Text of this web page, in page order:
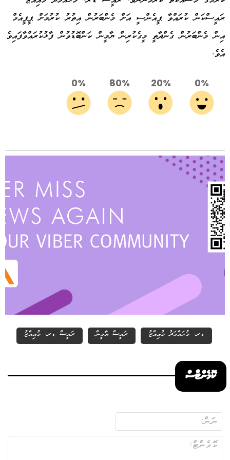
ރައީސްކަން ކުރައްވާ ޕީއެންސީ އަށް މެންބަރުން އިތުރު ކުރުމަށް ޕީޕީއެމް
އިން މެންބަރުން ގެންދާތީ މީގެކުރިން ޔާމީން ކަންބޮޑުވުން ފާޅުކުރައްވާފައިވެ
އެވެ.
0%
20%
80%
0%
ޑރ. މުހައްމަދު މުއިއްޒު ރައީސް ޔާމީން ރައީސް ޑރ. މުއިއްޒު
ކޮމެންޓްސް